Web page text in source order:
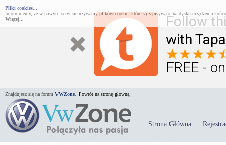
Follow
with
FREE -
Pliki cookies...
Informujemy, że w naszym serwisie używamy plików cookie, które są zapisywane na dysku urządzenia
Więcej...
Znajdujesz się na forum VWZone Powrót na stronę główną.
Strona Główna